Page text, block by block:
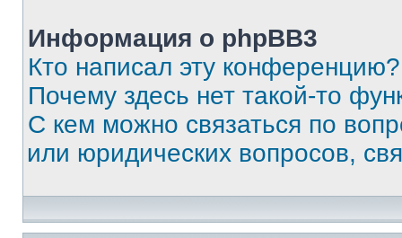
Информация о phpBB3
Кто написал эту конференцию?
Почему здесь нет такой-то
С кем можно связаться по
или юридических вопросов,